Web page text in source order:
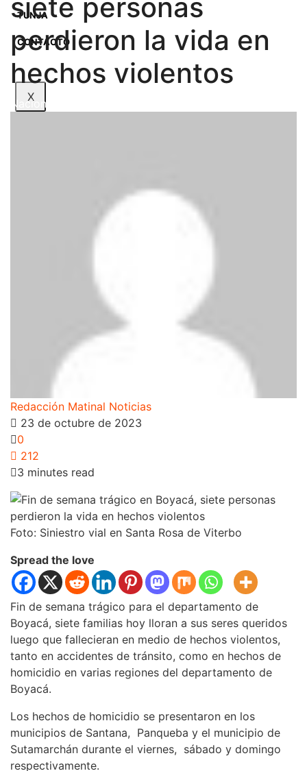
TUNJA
CONTACTO
X
siete personas
perdieron la vida en
hechos violentos
Nacionales
Redacción Matinal Noticias
23 de octubre de 2023
0
212
3 minutes read
Foto: Siniestro vial en Santa Rosa de Viterbo
Spread the love
Fin de semana trágico para el departamento de
Boyacá, siete familias hoy lloran a sus seres queridos
luego que fallecieran en medio de hechos violentos,
tanto en accidentes de tránsito, como en hechos de
homicidio en varias regiones del departamento de
Boyacá.
Los hechos de homicidio se presentaron en los
municipios de Santana, Panqueba y el municipio de
Sutamarchán durante el viernes, sábado y domingo
respectivamente.